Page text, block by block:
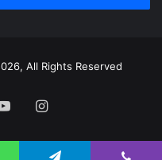
All Rights Reserved
YouTubeInstagram